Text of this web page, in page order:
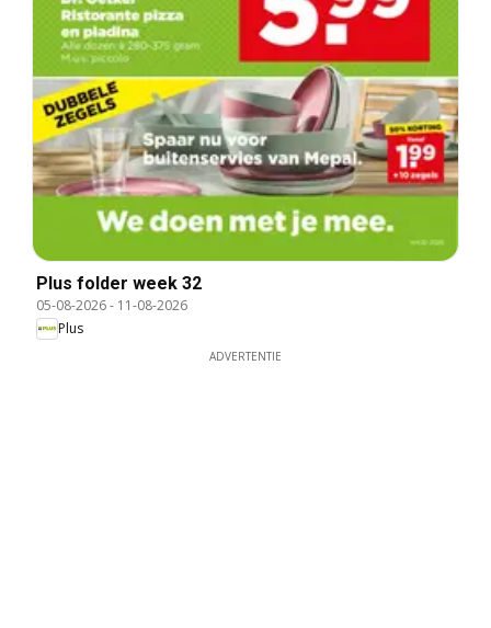
Plus folder week 32
05-08-2026- 11-08-2026
Plus
ADVERTENTIE